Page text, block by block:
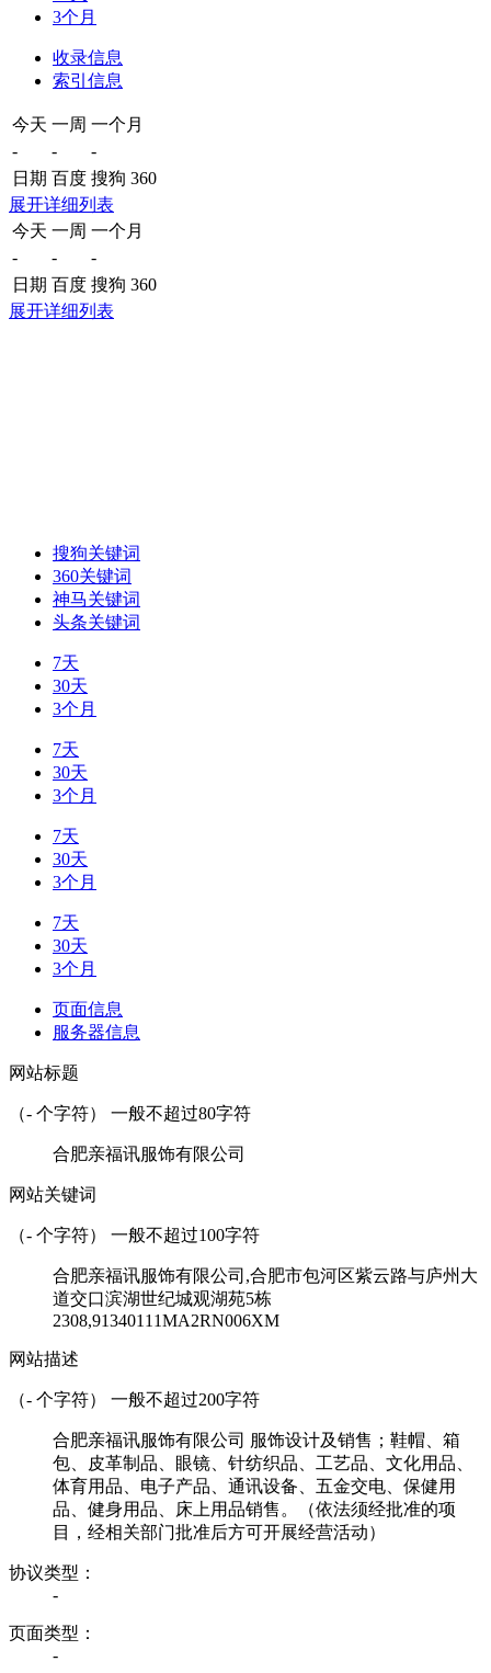
3个月
收录信息
索引信息
今天 一周 一个月
-
-
-
日期 百度 搜狗 360
展开详细列表
今天 一周 一个月
-
-
-
日期 百度 搜狗 360
展开详细列表
搜狗关键词
360关键词
神马关键词
头条关键词
7天
30天
3个月
7天
30天
3个月
7天
30天
3个月
7天
30天
3个月
页面信息
服务器信息
网站标题
（- 个字符） 一般不超过80字符
合肥亲福讯服饰有限公司
网站关键词
（- 个字符） 一般不超过100字符
合肥亲福讯服饰有限公司,合肥市包河区紫云路与庐州大
道交口滨湖世纪城观湖苑5栋
2308,91340111MA2RN006XM
网站描述
（- 个字符） 一般不超过200字符
合肥亲福讯服饰有限公司 服饰设计及销售；鞋帽、箱
包、皮革制品、眼镜、针纺织品、工艺品、文化用品、
体育用品、电子产品、通讯设备、五金交电、保健用
品、健身用品、床上用品销售。（依法须经批准的项
目，经相关部门批准后方可开展经营活动）
协议类型：
-
页面类型：
-